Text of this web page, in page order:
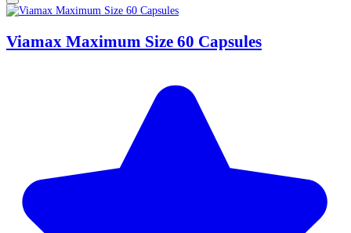
Viamax Maximum Size 60 Capsules